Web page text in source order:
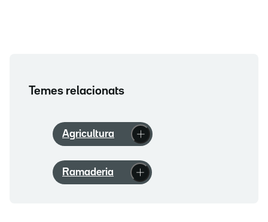
Temes relacionats
Agricultura
Ramaderia